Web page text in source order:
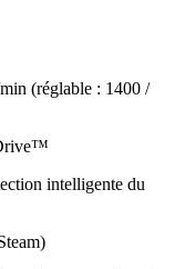
(réglable : 1400 /
intelligente du